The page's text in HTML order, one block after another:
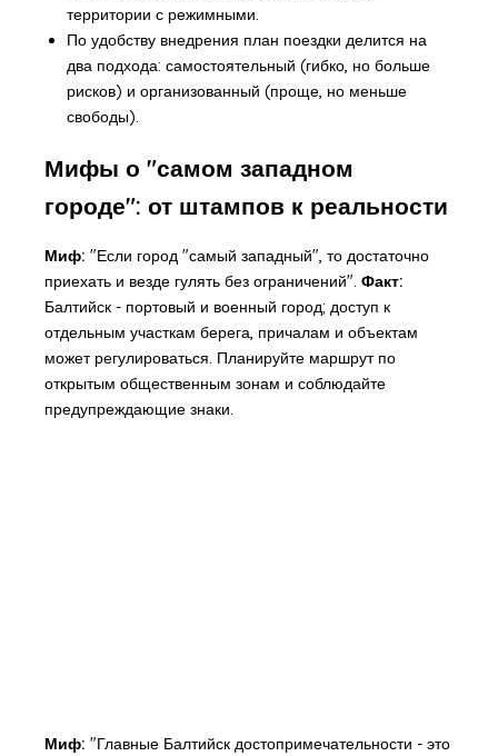
территории с режимными.
По удобству внедрения план поездки делится на
два подхода: самостоятельный (гибко, но больше
рисков) и организованный (проще, но меньше
свободы).
Мифы о "самом западном
городе": от штампов к реальности
Миф: "Если город "самый западный", то достаточно
приехать и везде гулять без ограничений". Факт:
Балтийск - портовый и военный город; доступ к
отдельным участкам берега, причалам и объектам
может регулироваться. Планируйте маршрут по
открытым общественным зонам и соблюдайте
предупреждающие знаки.
Миф: "Главные Балтийск достопримечательности - это